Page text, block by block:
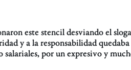
este stencil desviando el
y a la responsabilidad
por un expresivo y